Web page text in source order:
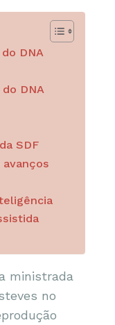
DNA
DNA
SDF
ministrada
no